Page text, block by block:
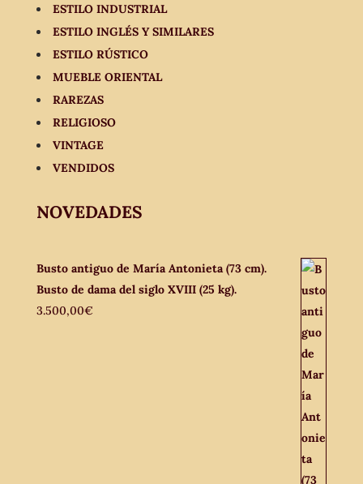
ESTILO INDUSTRIAL
ESTILO INGLÉS Y SIMILARES
ESTILO RÚSTICO
MUEBLE ORIENTAL
RAREZAS
RELIGIOSO
VINTAGE
VENDIDOS
NOVEDADES
Busto antiguo de María Antonieta (73 cm).
Busto de dama del siglo XVIII (25 kg).
3.500,00€